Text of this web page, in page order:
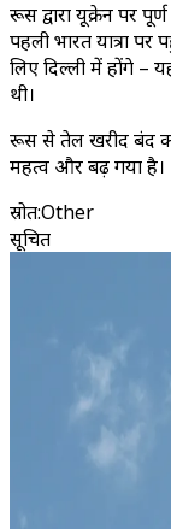
रूस द्वारा यूक्रेन पर
पहली भारत यात्रा
लिए दिल्ली में होंगे –
थी।
रूस से तेल खरीद बंद
महत्व और बढ़ गया है।
स्रोत:Other
सूचित